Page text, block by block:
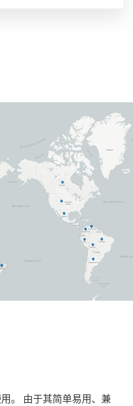
。 由于其简单易用、兼